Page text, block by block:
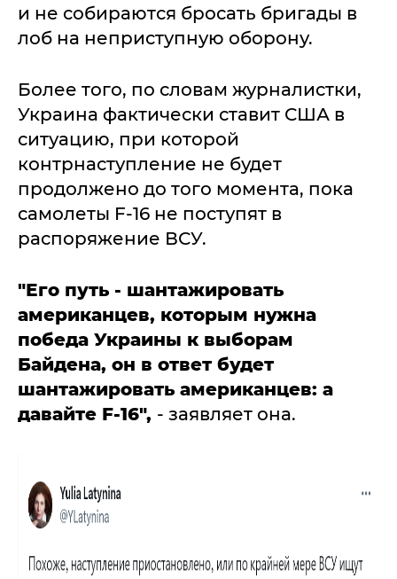
и не собираются бросать бригады в
лоб на неприступную оборону.
Более того, по словам журналистки,
Украина фактически ставит США в
ситуацию, при которой
контрнаступление не будет
продолжено до того момента, пока
самолеты F-16 не поступят в
распоряжение ВСУ.
"Его путь - шантажировать
американцев, которым нужна
победа Украины к выборам
Байдена, он в ответ будет
шантажировать американцев: а
давайте F-16", - заявляет она.